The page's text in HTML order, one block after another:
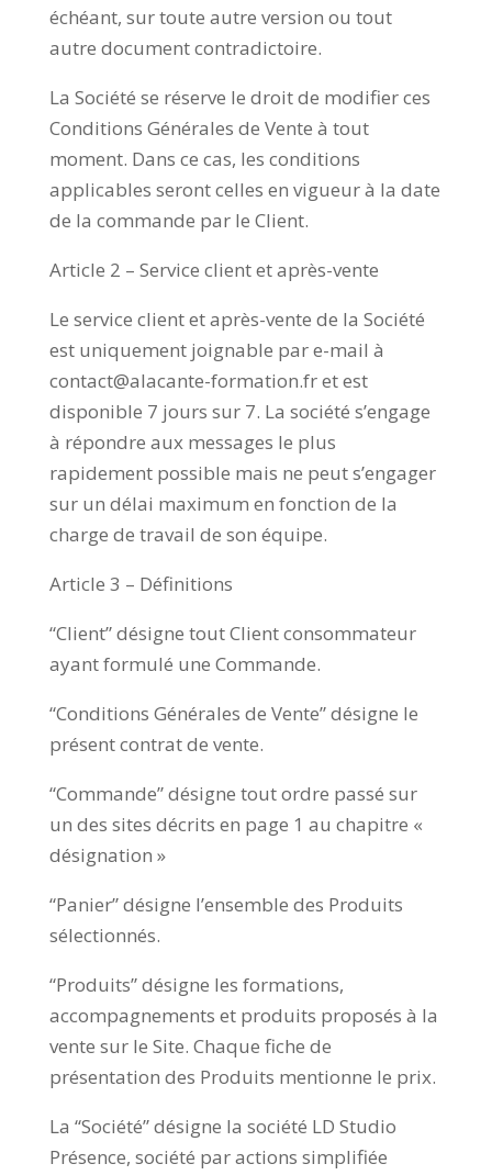
échéant, sur toute autre version ou tout
autre document contradictoire.
La Société se réserve le droit de modifier ces
Conditions Générales de Vente à tout
moment. Dans ce cas, les conditions
applicables seront celles en vigueur à la date
de la commande par le Client.
Article 2 – Service client et après-vente
Le service client et après-vente de la Société
est uniquement joignable par e-mail à
contact@alacante-formation.fr et est
disponible 7 jours sur 7. La société s’engage
à répondre aux messages le plus
rapidement possible mais ne peut s’engager
sur un délai maximum en fonction de la
charge de travail de son équipe.
Article 3 – Définitions
“Client” désigne tout Client consommateur
ayant formulé une Commande.
“Conditions Générales de Vente” désigne le
présent contrat de vente.
“Commande” désigne tout ordre passé sur
un des sites décrits en page 1 au chapitre «
désignation »
“Panier” désigne l’ensemble des Produits
sélectionnés.
“Produits” désigne les formations,
accompagnements et produits proposés à la
vente sur le Site. Chaque fiche de
présentation des Produits mentionne le prix.
La “Société” désigne la société LD Studio
Présence, société par actions simplifiée